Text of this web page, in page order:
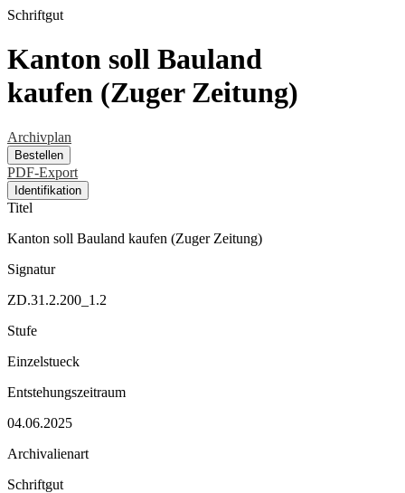
Schriftgut
Kanton soll Bauland
kaufen (Zuger Zeitung)
Archivplan
Bestellen
PDF-Export
Identifikation
Titel
Kanton soll Bauland kaufen (Zuger Zeitung)
Signatur
ZD.31.2.200_1.2
Stufe
Einzelstueck
Entstehungszeitraum
04.06.2025
Archivalienart
Schriftgut